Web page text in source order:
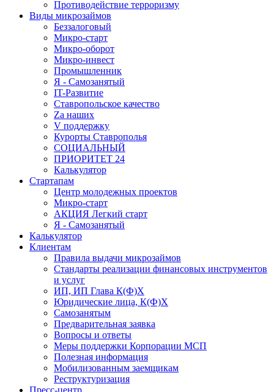
Противодействие терроризму
Виды микрозаймов
Беззалоговый
Микро-старт
Микро-оборот
Микро-инвест
Промышленник
Я - Самозанятый
IT-Развитие
Ставропольское качество
Za наших
V поддержку
Курорты Ставрополья
СОЦИАЛЬНЫЙ
ПРИОРИТЕТ 24
Калькулятор
Стартапам
Центр молодежных проектов
Микро-старт
АКЦИЯ Легкий старт
Я - Самозанятый
Калькулятор
Клиентам
Правила выдачи микрозаймов
Стандарты реализации финансовых инструментов
и услуг
ИП, ИП Глава К(Ф)Х
Юридические лица, К(Ф)Х
Самозанятым
Предварительная заявка
Вопросы и ответы
Меры поддержки Корпорации МСП
Полезная информация
Мобилизованным заемщикам
Реструктуризация
Пресс-центр